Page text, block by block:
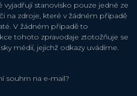
vyjadřují stanovisko pouze jedné ze
na zdroje, které v žádném případě
V žádném případě to
tohoto zpravodaje ztotožňuje se
médií, jejichž odkazy uvádíme.
souhrn na e-mail?